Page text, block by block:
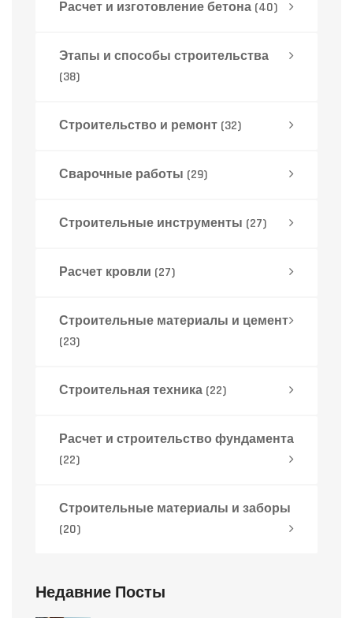
Расчет и изготовление бетона (40)
Этапы и способы строительства
(38)
Строительство и ремонт (32)
Сварочные работы (29)
Строительные инструменты (27)
Расчет кровли (27)
Строительные материалы и цемент
(23)
Строительная техника (22)
Расчет и строительство фундамента
(22)
Строительные материалы и заборы
(20)
Недавние Посты